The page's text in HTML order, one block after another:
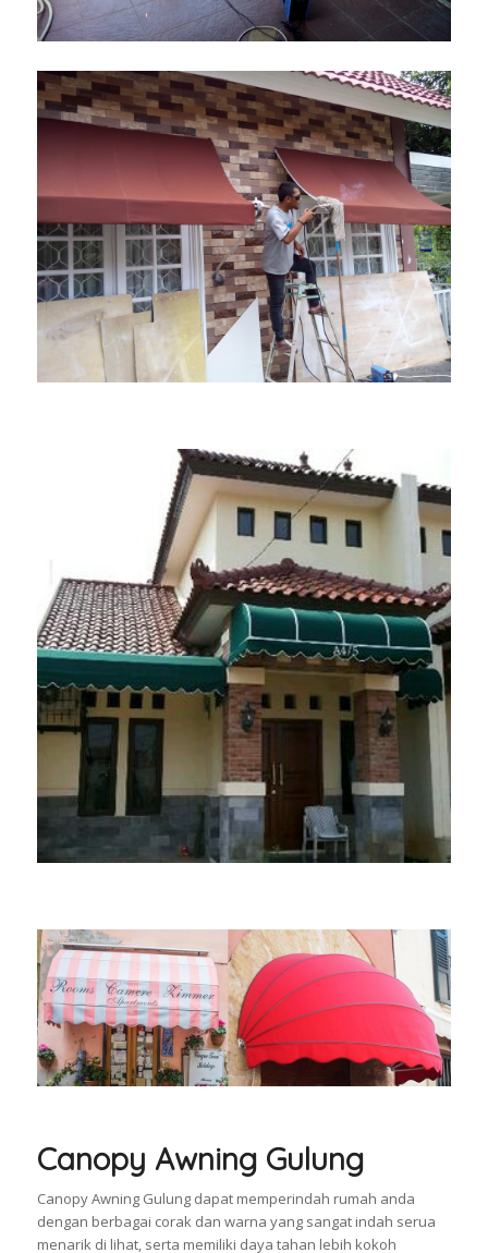
Canopy Awning Gulung
Canopy Awning Gulung dapat memperindah rumah anda
dengan berbagai corak dan warna yang sangat indah serua
menarik di lihat, serta memiliki daya tahan lebih kokoh